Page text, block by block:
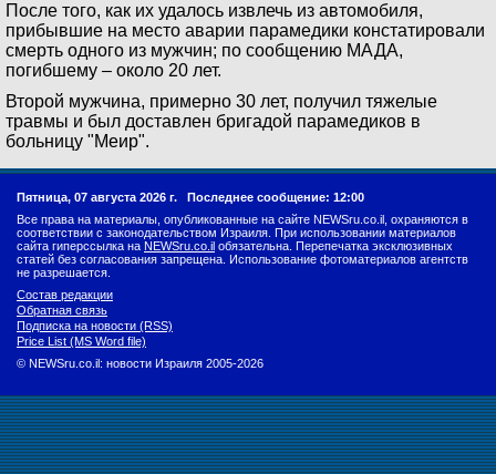
После того, как их удалось извлечь из автомобиля,
прибывшие на место аварии парамедики констатировали
смерть одного из мужчин; по сообщению МАДА,
погибшему – около 20 лет.
Второй мужчина, примерно 30 лет, получил тяжелые
травмы и был доставлен бригадой парамедиков в
больницу "Меир".
Пятница, 07 августа 2026 г. Последнее сообщение: 12:00
Все права на материалы, опубликованные на сайте NEWSru.co.il, охраняются в
соответствии с законодательством Израиля. При использовании материалов
сайта гиперссылка на NEWSru.co.il обязательна. Перепечатка эксклюзивных
статей без согласования запрещена. Использование фотоматериалов агентств
не разрешается.
Состав редакции
Обратная связь
Подписка на новости (RSS)
Price List (MS Word file)
© NEWSru.co.il: новости Израиля 2005-2026